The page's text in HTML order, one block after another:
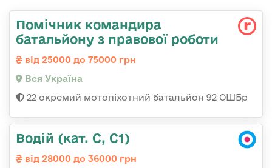
Помічник командира
батальйону з правової роботи
від 25000 до 75000 грн
Вся Україна
22 окремий мотопіхотний батальйон 92 ОШБр
Водій (кат. С, С1)
від 28000 до 36000 грн